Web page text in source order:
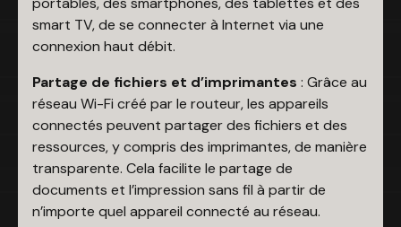
smart TV, de se connecter à Internet via une
connexion haut débit.
Partage de fichiers et d’imprimantes : Grâce au
réseau Wi-Fi créé par le routeur, les appareils
connectés peuvent partager des fichiers et des
ressources, y compris des imprimantes, de manière
transparente. Cela facilite le partage de
documents et l’impression sans fil à partir de
n’importe quel appareil connecté au réseau.